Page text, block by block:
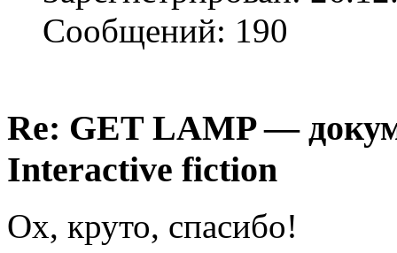
Сообщений: 190
Re: GET LAMP —
Interactive fiction
Ох, круто, спасибо!